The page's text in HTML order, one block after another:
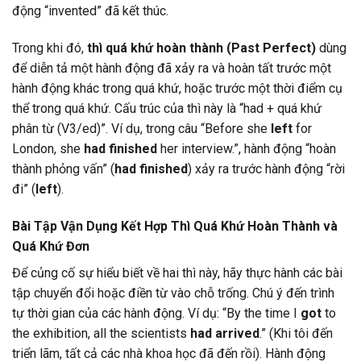
động “invented” đã kết thúc.
Trong khi đó, thì quá khứ hoàn thành (Past Perfect) dùng
để diễn tả một hành động đã xảy ra và hoàn tất trước một
hành động khác trong quá khứ, hoặc trước một thời điểm cụ
thể trong quá khứ. Cấu trúc của thì này là “had + quá khứ
phân từ (V3/ed)”. Ví dụ, trong câu “Before she left for
London, she had finished her interview.”, hành động “hoàn
thành phỏng vấn” ( had finished) xảy ra trước hành động “rời
đi” ( left).
Bài Tập Vận Dụng Kết Hợp Thì Quá Khứ Hoàn Thành và
Quá Khứ Đơn
Để củng cố sự hiểu biết về hai thì này, hãy thực hành các bài
tập chuyển đổi hoặc điền từ vào chỗ trống. Chú ý đến trình
tự thời gian của các hành động. Ví dụ: “By the time I got to
the exhibition, all the scientists had arrived.” (Khi tôi đến
triển lãm, tất cả các nhà khoa học đã đến rồi). Hành động